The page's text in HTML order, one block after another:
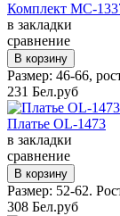
Комплект MC-
в закладки
сравнение
Размер: 46-66,
231 Бел.руб
Платье OL-1473
в закладки
сравнение
Размер: 52-62.
308 Бел.руб